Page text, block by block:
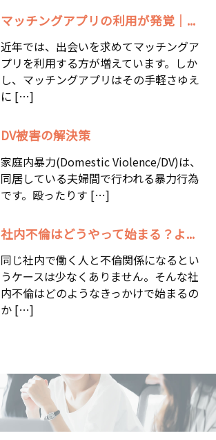
マッチングアプリの利用が発覚｜...
近年では、出会いを求めてマッチングア
プリを利用する方が増えています。しか
し、マッチングアプリはその手軽さゆえ
に […]
DV被害の解決策
家庭内暴力(Domestic Violence/DV)は、
同居している夫婦間で行われる暴力行為
です。殴ったりす […]
社内不倫はどうやって始まる？よ...
同じ社内で働く人と不倫関係になるとい
うケースは少なくありません。そんな社
内不倫はどのようなきっかけで始まるの
か […]